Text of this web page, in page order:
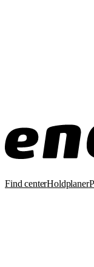
Find centerHoldplaner